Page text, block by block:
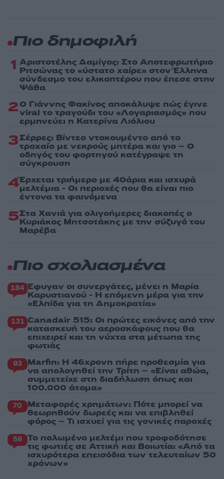
Πιο δημοφιλή
1 Αριστοτέλης Δαμίγος: Στο Αποτεφρωτήριο
Ριτσώνας το «ύστατο χαίρε» στον Έλληνα
σύνδεσμο του ελικοπτέρου που έπεσε στην
Ψάθα
2Ο Γιάννης Φακίνος αποκάλυψε πώς έγινε
viral το τραγούδι του «Λογαριασμός» που
ερμηνεύει η Κατερίνα Λιόλιου
3Σέρρες: Βίντεο ντοκουμέντο από το
τροχαίο με νεκρούς μητέρα και γιο – Ο
οδηγός του φορτηγού κατέγραψε τη
σύγκρουση
4Έρχεται τριήμερο με 40άρια και ισχυρά
μελτέμια - Οι περιοχές που θα είναι πιο
έντονα τα φαινόμενα
5Στα Χανιά για ολιγοήμερες διακοπές ο
Κυριάκος Μητσοτάκης με την σύζυγό του
Μαρέβα
Πιο σχολιασμένα
184 Έφυγαν οι συνεργάτες, μένει η Μαρία
Καρυστιανού - Η επόμενη μέρα για την
«Ελπίδα για τη Δημοκρατία»
131 Canadair 515: Οι πρώτες εικόνες από την
κατασκευή του αεροσκάφους που θα
επιχειρεί και τη νύχτα στα μέτωπα της
φωτιάς
93 Marfin: Η 46χρονη πήρε προθεσμία για
να απολογηθεί την Τρίτη – «Είναι αθώα,
συμμετείχε στη διαδήλωση όπως και
100.000 άτομα»
70 Μεταφορές χρημάτων: Πότε μπορεί να
θεωρηθούν δωρεές και να επιβληθεί
φόρος – Τι ισχυεί για τις γονικές παροχές
59 Το πολωμένο μελτέμι που τροφοδότησε
τις φωτιές σε Αττική και Βοιωτία: «Από τα
ισχυρότερα επεισόδια των τελευταίων 50
χρόνων»